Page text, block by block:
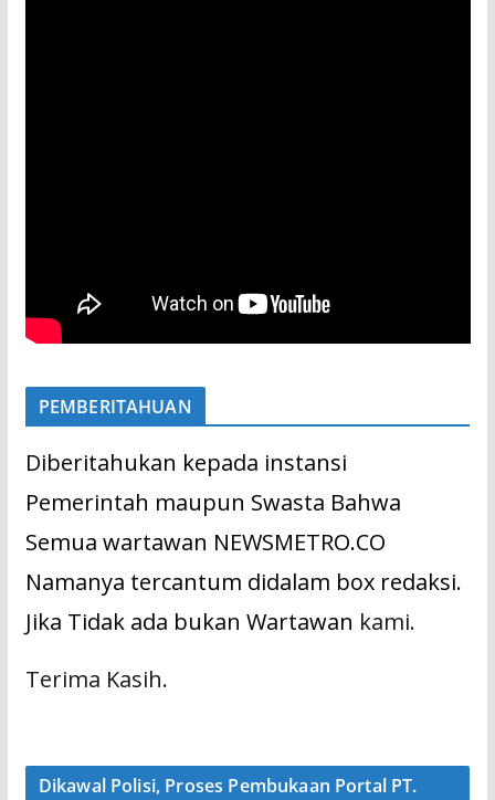
PEMBERITAHUAN
Diberitahukan kepada instansi
Pemerintah maupun Swasta Bahwa
Semua wartawan NEWSMETRO.CO
Namanya tercantum didalam box redaksi.
Jika Tidak ada bukan Wartawan kami.
Terima Kasih.
Dikawal Polisi, Proses Pembukaan Portal PT.